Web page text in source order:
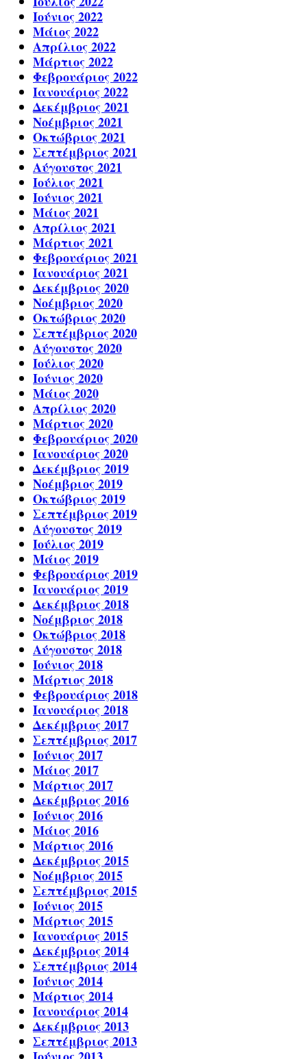
Ιούνιος 2022
Μάιος 2022
Απρίλιος 2022
Μάρτιος 2022
Φεβρουάριος 2022
Ιανουάριος 2022
Δεκέμβριος 2021
Νοέμβριος 2021
Οκτώβριος 2021
Σεπτέμβριος 2021
Αύγουστος 2021
Ιούλιος 2021
Ιούνιος 2021
Μάιος 2021
Απρίλιος 2021
Μάρτιος 2021
Φεβρουάριος 2021
Ιανουάριος 2021
Δεκέμβριος 2020
Νοέμβριος 2020
Οκτώβριος 2020
Σεπτέμβριος 2020
Αύγουστος 2020
Ιούλιος 2020
Ιούνιος 2020
Μάιος 2020
Απρίλιος 2020
Μάρτιος 2020
Φεβρουάριος 2020
Ιανουάριος 2020
Δεκέμβριος 2019
Νοέμβριος 2019
Οκτώβριος 2019
Σεπτέμβριος 2019
Αύγουστος 2019
Ιούλιος 2019
Μάιος 2019
Φεβρουάριος 2019
Ιανουάριος 2019
Δεκέμβριος 2018
Νοέμβριος 2018
Οκτώβριος 2018
Αύγουστος 2018
Ιούνιος 2018
Μάρτιος 2018
Φεβρουάριος 2018
Ιανουάριος 2018
Δεκέμβριος 2017
Σεπτέμβριος 2017
Ιούνιος 2017
Μάιος 2017
Μάρτιος 2017
Δεκέμβριος 2016
Ιούνιος 2016
Μάιος 2016
Μάρτιος 2016
Δεκέμβριος 2015
Νοέμβριος 2015
Σεπτέμβριος 2015
Ιούνιος 2015
Μάρτιος 2015
Ιανουάριος 2015
Δεκέμβριος 2014
Σεπτέμβριος 2014
Ιούνιος 2014
Μάρτιος 2014
Ιανουάριος 2014
Δεκέμβριος 2013
Σεπτέμβριος 2013